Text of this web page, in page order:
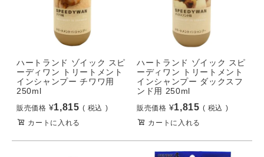
ハートランド ゾイック スピ
ーディワン トリートメント
インシャンプー チワワ用
250ml
販売価格 ¥1,815
税込
カートに入れる
ハートランド ゾイック スピ
ーディワン トリートメント
インシャンプー ダックスフ
ンド用 250ml
販売価格 ¥1,815
税込
カートに入れる